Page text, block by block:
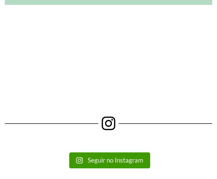
Seguir no Instagram